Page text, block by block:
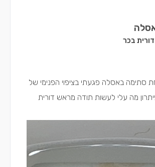
דורית בכר
סתימה באסלה פגעתי בציפוי הפנימי של
מה עלי לעשות תודה מראש דורית